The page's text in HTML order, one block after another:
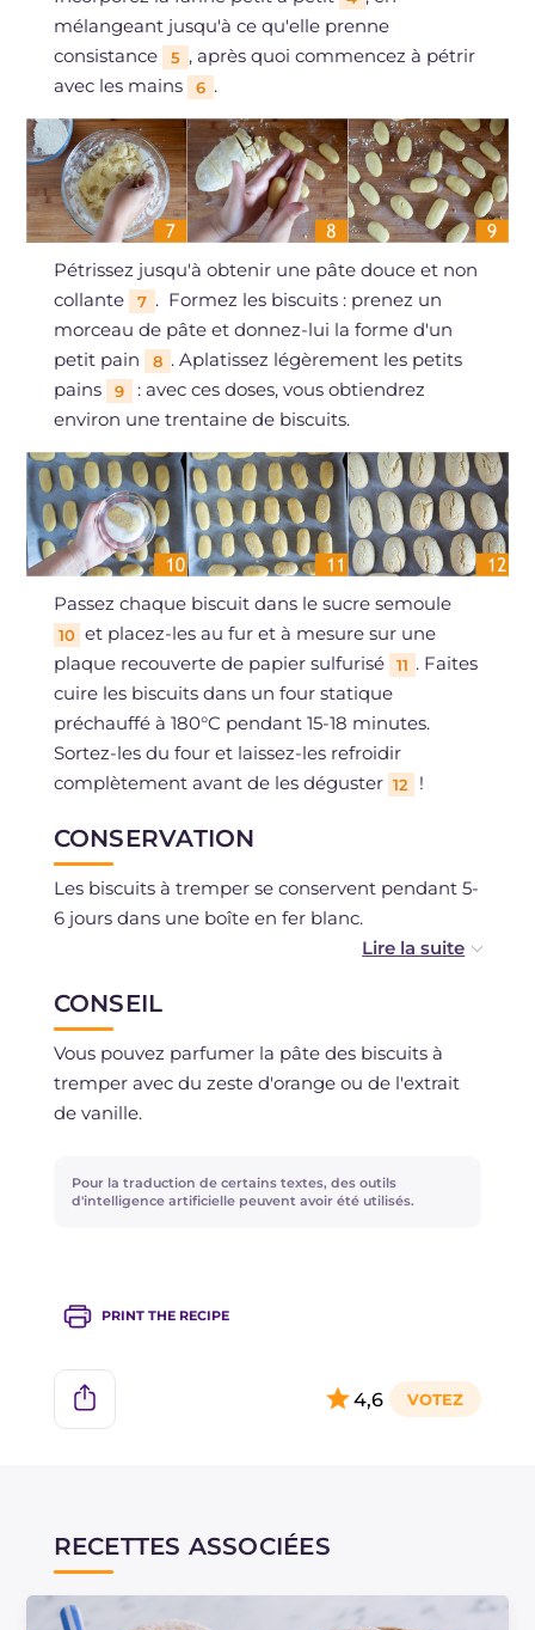
mélangeant jusqu'à ce qu'elle prenne
consistance
5 , après quoi commencez à pétrir
avec les mains
6 .
Pétrissez jusqu'à obtenir une pâte douce et non
collante
7 . Formez les biscuits : prenez un
morceau de pâte et donnez-lui la forme d'un
petit pain
8 . Aplatissez légèrement les petits
pains
9
: avec ces doses, vous obtiendrez
environ une trentaine de biscuits.
Passez chaque biscuit dans le sucre semoule
10 et placez-les au fur et à mesure sur une
plaque recouverte de papier sulfurisé
11 . Faites
cuire les biscuits dans un four statique
préchauffé à 180°C pendant 15-18 minutes.
Sortez-les du four et laissez-les refroidir
complètement avant de les déguster 12 !
CONSERVATION
Les biscuits à tremper se conservent pendant 5-
6 jours dans une boîte en fer blanc.
cuisson.
CONSEIL
Vous pouvez parfumer la pâte des biscuits à
tremper avec du zeste d'orange ou de l'extrait
de vanille.
Pour la traduction de certains textes, des outils
d'intelligence artificielle peuvent avoir été utilisés.
PRINT THE RECIPE
4,6
RECETTES ASSOCIÉES